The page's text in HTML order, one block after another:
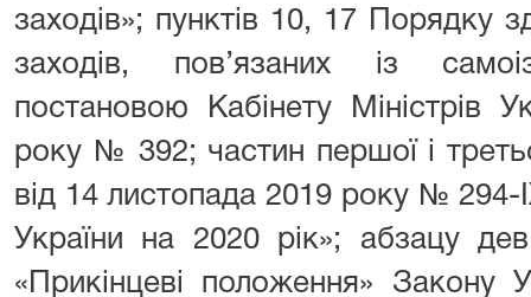
заходів»; пунктів 10, 17 Порядку
заходів, пов’язаних із
постановою Кабінету Міністрів
року № 392; частин першої і
від 14 листопада 2019 року №
України на 2020 рік»; абзацу
«Прикінцеві положення» Закону